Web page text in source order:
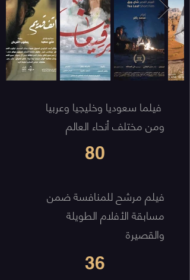
فيلما سعوديا وخليجيا وعربيا
ومن مختلف أنحاء العالم
80
فيلم مرشح للمنافسة ضمن
مسابقة الأفلام الطويلة
والقصيرة
36